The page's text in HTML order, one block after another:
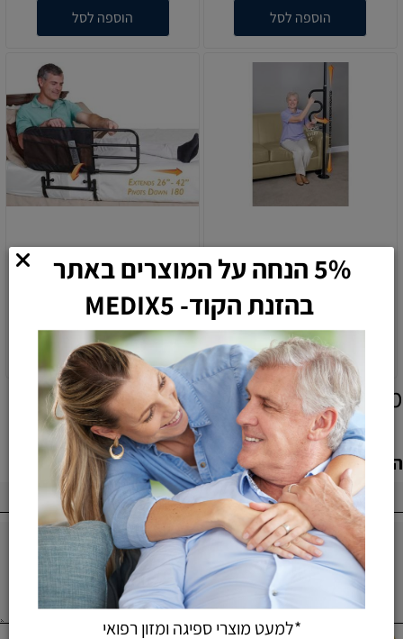
הוספה לסל הוספה לסל
עמוד תמיכה נייד
הוספה לסל
מעקה מיטה הטוב בעולם
₪850
הוספה לסל
מוצרים אחרונים שנצפו
הוספת חוות דעת
5% הנחה על המוצרים באתר
בהזנת הקוד- MEDIX5
*למעט מוצרי ספיגה ומזון רפואי